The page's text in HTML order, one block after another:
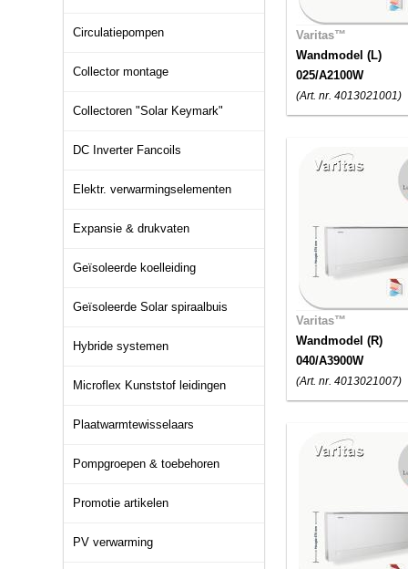
Circulatiepompen
Collector montage
Collectoren "Solar Keymark"
DC Inverter Fancoils
Elektr. verwarmingselementen
Expansie & drukvaten
Geïsoleerde koelleiding
Geïsoleerde Solar spiraalbuis
Hybride systemen
Microflex Kunststof leidingen
Plaatwarmtewisselaars
Pompgroepen & toebehoren
Promotie artikelen
PV verwarming
Varitas™
Wandmodel (L)
025/A2100W
(Art. nr. 4013021001)
Varitas™
Wandmodel (R)
040/A3900W
(Art. nr. 4013021007)